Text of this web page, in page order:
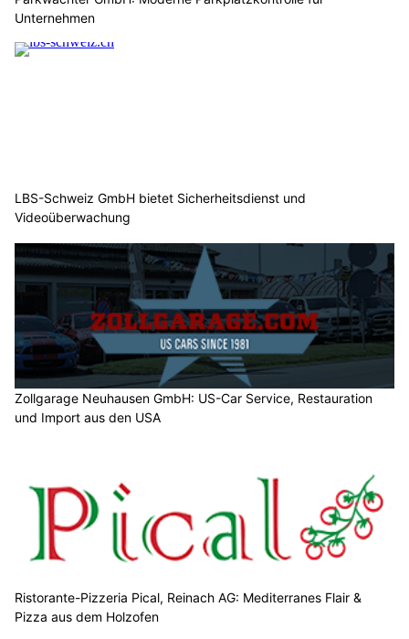
Unternehmen
LBS-Schweiz GmbH bietet Sicherheitsdienst und
Videoüberwachung
Zollgarage Neuhausen GmbH: US-Car Service, Restauration
und Import aus den USA
Ristorante-Pizzeria Pical, Reinach AG: Mediterranes Flair &
Pizza aus dem Holzofen